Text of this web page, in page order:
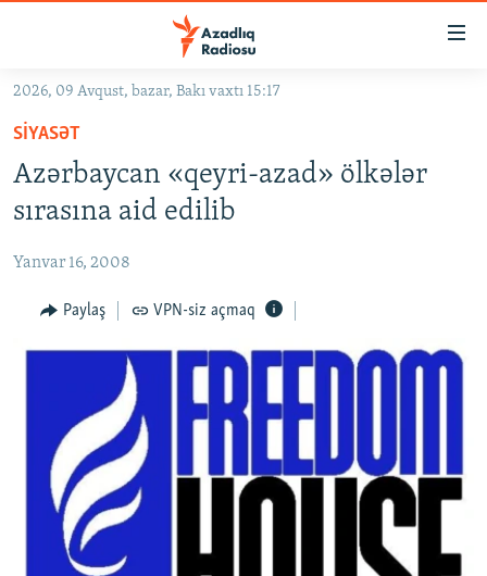
Əsas
qayıt
Əsas
naviqasiyaya
qayıt
GÜNDƏM
#İZAHLA
KORRUPSIOMETR
FƏRQƏ BAX
QANUNI DOĞRU
ARAŞDIRMA
MULTIMEDIA
VIDEO
FOTOQALEREYA
İNFOQRAFIKA
KARIKATURA
RADIO ARXIV
OXU ZALI
AZƏRBAYCAN ƏDƏBIYYATI KITABXANASI
İSLAM VƏ DEMOKRATIYA
HAQQIMIZDA
MISSIYAMIZ
PEŞƏ ETIKASI VƏ JURNALISTIKA STANDARTLARIMIZ
BIZI IZLƏ
2026, 09 Avqust, bazar, Bakı vaxtı 15:17
SIYASƏT
Azərbaycan «qeyri-azad» ölkələr
sırasına aid edilib
Yanvar 16, 2008
Paylaş VPN-siz açmaq